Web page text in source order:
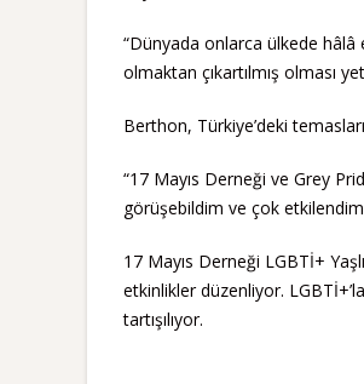
“Dünyada onlarca ülkede
olmaktan çıkartılmış olması
Berthon, Türkiye’deki
“17 Mayıs Derneği ve Grey
görüşebildim ve çok
17 Mayıs Derneği LGBTİ+
etkinlikler düzenliyor.
tartışılıyor.